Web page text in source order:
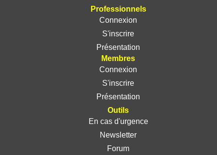
Professionnels
Connexion
S'inscrire
Présentation
Membres
Connexion
S'inscrire
Présentation
Outils
En cas d'urgence
Newsletter
Forum